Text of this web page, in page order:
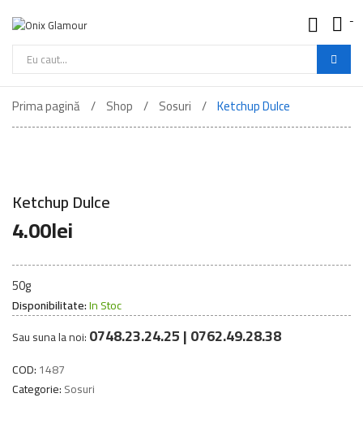
Onix
Mancare
Buna
-
Cautare
de
produse
Prima pagină Shop Sosuri Ketchup Dulce
Ketchup Dulce
4.00lei
50g
Disponibilitate:In Stoc
Sau suna la noi:0748.23.24.25 | 0762.49.28.38
COD:1487
Categorie:Sosuri